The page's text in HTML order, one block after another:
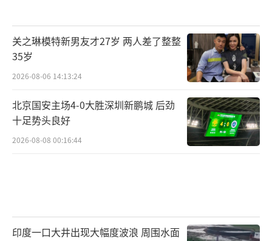
关之琳模特新男友才27岁 两人差了整整
35岁
2026-08-06 14:13:24
北京国安主场4-0大胜深圳新鹏城 后劲
十足势头良好
2026-08-08 00:16:44
印度一口大井出现大幅度波浪 周围水面